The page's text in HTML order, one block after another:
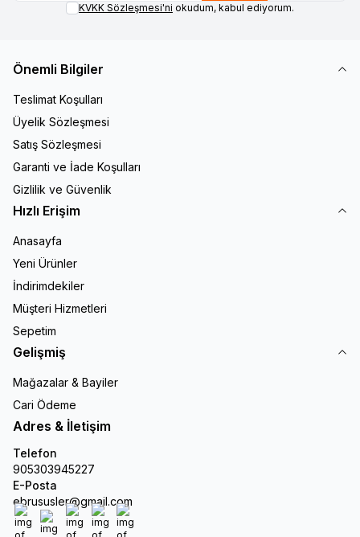
KVKK Sözleşmesi'ni okudum, kabul ediyorum.
Önemli Bilgiler
Teslimat Koşulları
Üyelik Sözleşmesi
Satış Sözleşmesi
Garanti ve İade Koşulları
Gizlilik ve Güvenlik
Hızlı Erişim
Anasayfa
Yeni Ürünler
İndirimdekiler
Müşteri Hizmetleri
Sepetim
Gelişmiş
Mağazalar & Bayiler
Cari Ödeme
Adres & İletişim
Telefon
905303945227
E-Posta
ebrususler@gmail.com